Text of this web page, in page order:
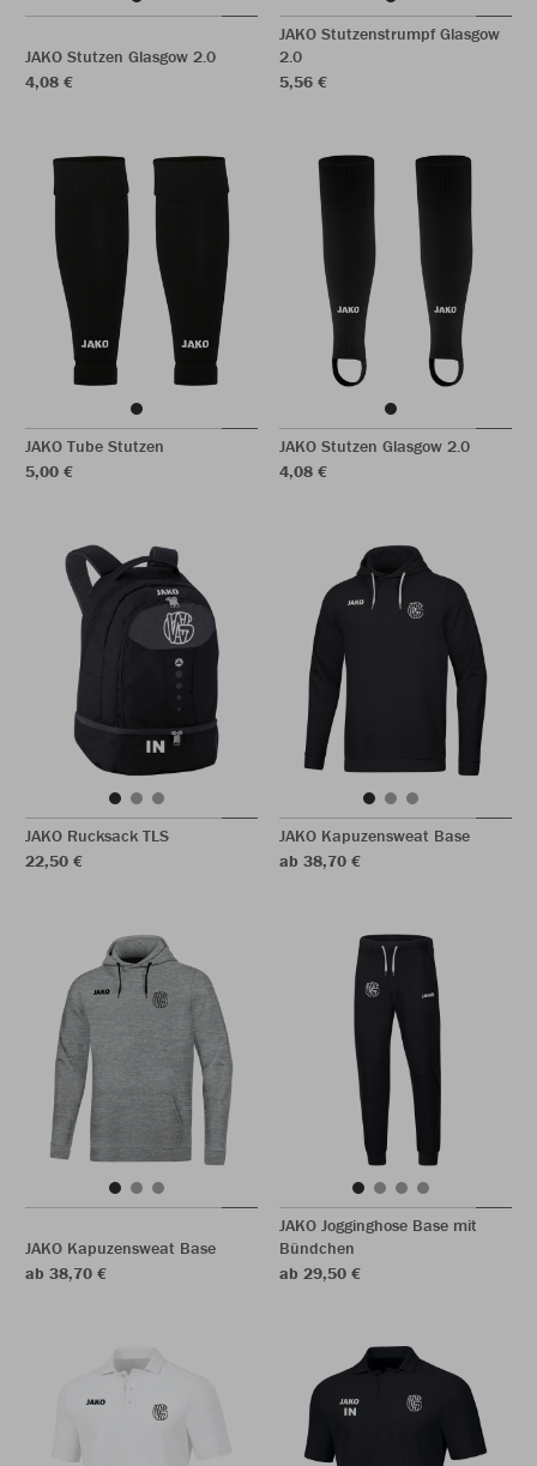
JAKO Stutzen Glasgow 2.0
4,08 €
JAKO Stutzenstrumpf Glasgow
2.0
5,56 €
JAKO Tube Stutzen
5,00 €
JAKO Stutzen Glasgow 2.0
4,08 €
JAKO Rucksack TLS
22,50 €
JAKO Kapuzensweat Base
ab 38,70 €
JAKO Kapuzensweat Base
ab 38,70 €
JAKO Jogginghose Base mit
Bündchen
ab 29,50 €